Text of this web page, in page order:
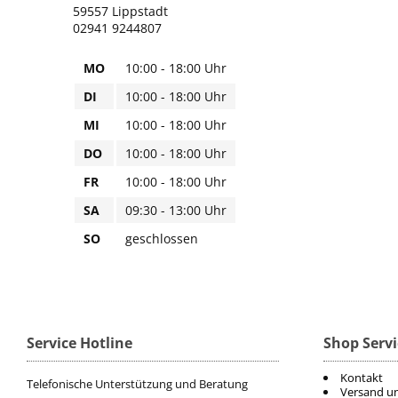
59557 Lippstadt
02941 9244807
MO
10:00 - 18:00 Uhr
DI
10:00 - 18:00 Uhr
MI
10:00 - 18:00 Uhr
DO
10:00 - 18:00 Uhr
FR
10:00 - 18:00 Uhr
SA
09:30 - 13:00 Uhr
SO
geschlossen
Service Hotline
Telefonische Unterstützung und Beratung
Shop
Kontakt
Versand